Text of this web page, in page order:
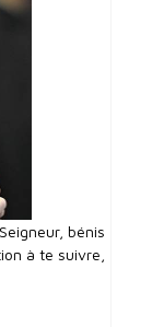
bénis
à te suivre,